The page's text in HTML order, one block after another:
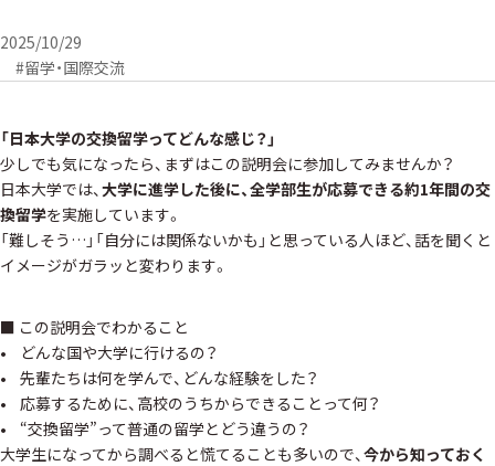
2025/10/29
#留学・国際交流
「日本大学の交換留学ってどんな感じ？」
少しでも気になったら、まずはこの説明会に参加してみませんか？
日本大学では、大学に進学した後に、全学部生が応募できる約1年間の交
換留学を実施しています。
「難しそう…」「自分には関係ないかも」と思っている人ほど、話を聞くと
イメージがガラッと変わります。
■ この説明会でわかること
• どんな国や大学に行けるの？
• 先輩たちは何を学んで、どんな経験をした？
• 応募するために、高校のうちからできることって何？
• “交換留学”って普通の留学とどう違うの？
大学生になってから調べると慌てることも多いので、今から知っておく